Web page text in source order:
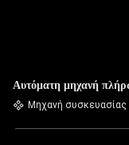
Αυτόματη μηχανή
Μηχανή συσκευασίας